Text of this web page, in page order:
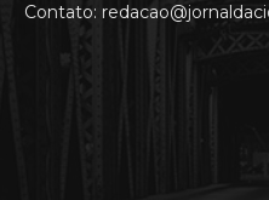
Contato: